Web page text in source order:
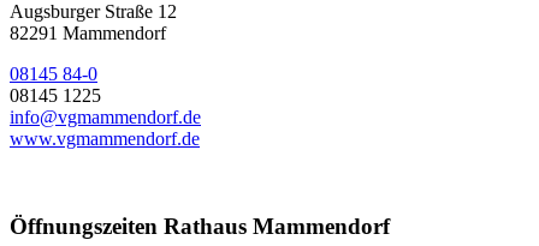
Augsburger Straße 12
82291 Mammendorf
08145 84-0
08145 1225
info@vgmammendorf.de
www.vgmammendorf.de
Öffnungszeiten Rathaus Mammendorf